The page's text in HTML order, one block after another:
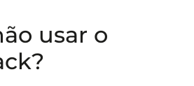
usar o